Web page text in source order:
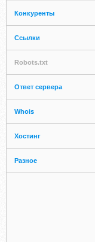
Конкуренты
Ссылки
Robots.txt
Ответ сервера
Whois
Хостинг
Разное